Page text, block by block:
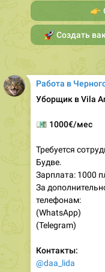
Создать
Работа в
Уборщик в Vila
1000€/мес
Требуется
Будве.
Зарплата: 1000
За
телефонам:
(WhatsApp)
(Telegram)
Контакты:
@daa_lida